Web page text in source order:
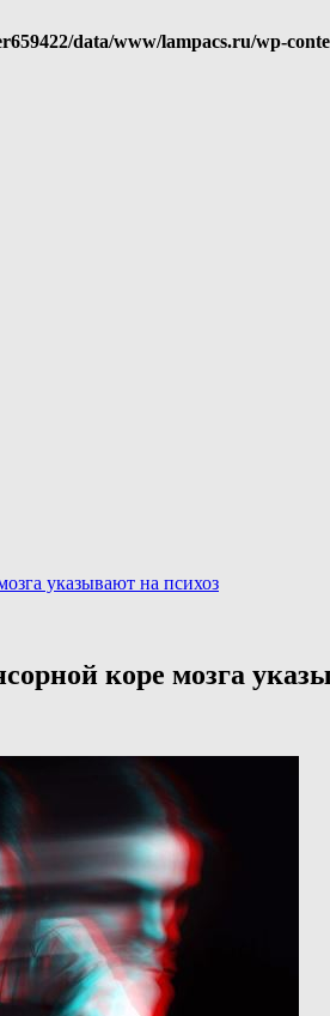
data/www/lampacs.ru/wp-
указывают на психоз
коре мозга